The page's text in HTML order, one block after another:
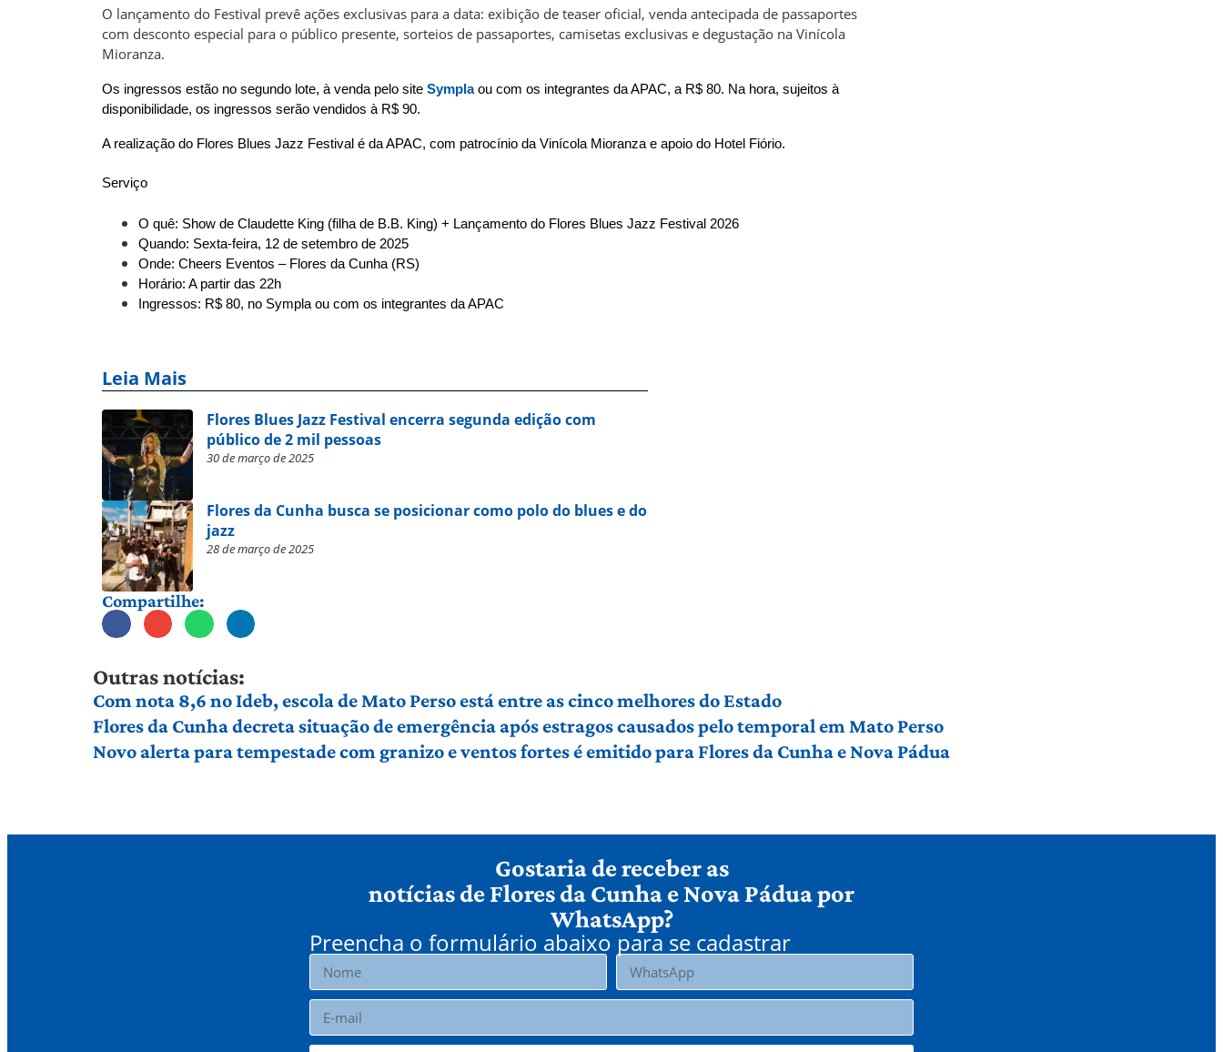
O lançamento do Festival prevê ações exclusivas para a data: exibição de teaser oficial, venda antecipada de passaportes
com desconto especial para o público presente, sorteios de passaportes, camisetas exclusivas e degustação na Vinícola
Mioranza.
Os ingressos estão no segundo lote, à venda pelo site Symplaou com os integrantes da APAC, a R$ 80. Na hora, sujeitos à
disponibilidade, os ingressos serão vendidos à R$ 90.
A realização do Flores Blues Jazz Festival é da APAC, com patrocínio da Vinícola Mioranza e apoio do Hotel Fiório.
Serviço
O quê: Show de Claudette King (filha de B.B. King) + Lançamento do Flores Blues Jazz Festival 2026
Quando: Sexta-feira, 12 de setembro de 2025
Onde: Cheers Eventos – Flores da Cunha (RS)
Horário: A partir das 22h
Ingressos: R$ 80, no Sympla ou com os integrantes da APAC
Leia Mais
Flores Blues Jazz Festival encerra segunda edição com
público de 2 mil pessoas
30 de março de 2025
Flores da Cunha busca se posicionar como polo do blues e do
jazz
28 de março de 2025
Compartilhe:
Outras notícias:
Com nota 8,6 no Ideb, escola de Mato Perso está entre as cinco melhores do Estado
Flores da Cunha decreta situação de emergência após estragos causados pelo temporal em Mato Perso
Novo alerta para tempestade com granizo e ventos fortes é emitido para Flores da Cunha e Nova Pádua
Gostaria de receber as
notícias de Flores da Cunha e Nova Pádua por
WhatsApp?
Preencha o formulário abaixo para se cadastrar